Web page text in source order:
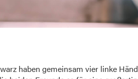
haben gemeinsam vier linke